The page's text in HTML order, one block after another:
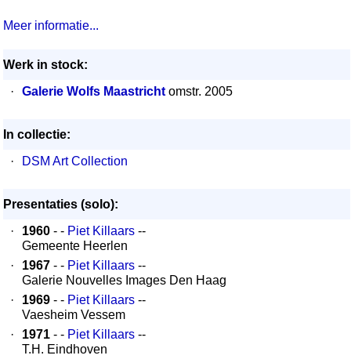
Meer informatie...
Werk in stock:
·
Galerie Wolfs Maastricht omstr. 2005
In collectie:
·
DSM Art Collection
Presentaties (solo):
·
1960 - - Piet Killaars --
Gemeente Heerlen
·
1967 - - Piet Killaars --
Galerie Nouvelles Images Den Haag
·
1969 - - Piet Killaars --
Vaesheim Vessem
·
1971 - - Piet Killaars --
T.H. Eindhoven